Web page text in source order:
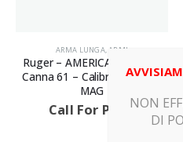
ARMA LUNGA, ARMI
Ruger – AMERICAN RIFLE –
Canna 61 – Calibro 300 WIN
MAG
Call For PriceNON
DI